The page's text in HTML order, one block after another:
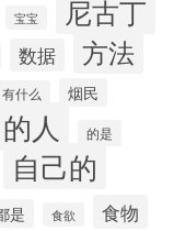
宝宝 尼古丁
数据 方法
有什么 烟民
的人 的是
自己的
是 食欲 食物